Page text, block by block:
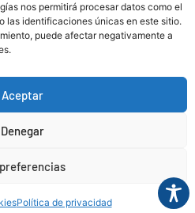
nos permitirá procesar datos como el
las identificaciones únicas en este sitio.
puede afectar negativamente a
Aceptar
Denegar
Política de privacidad
Asturiana de Empresarios
de cookies